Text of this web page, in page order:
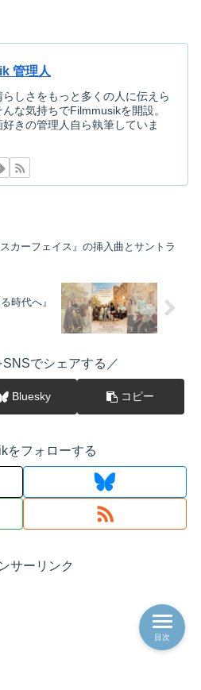
管理人
しさをもっと多くの人に伝えら
な気持ちでFilmmusikを開設。
きの管理人自ら執筆していま
スカーフェイス』の挿入曲とサントラ
時代へ』
SNSでシェアする／
Bluesky コピー
をフォローする
サーリンク
目次